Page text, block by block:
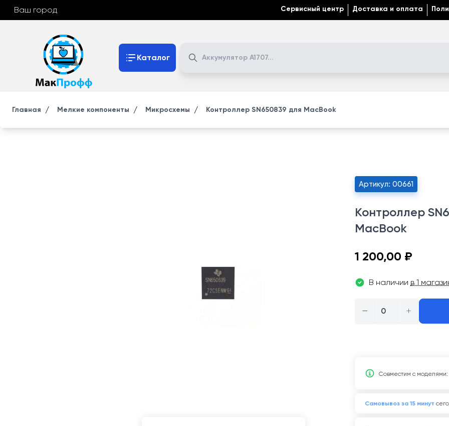
Ваш город Сервисный центр Доставка и оплата
Каталог
Главная / Мелкие компоненты / Микросхемы / Контроллер SN650839 для MacBook
Артикул: 00661
Контроллер
MacBook
1 200,00 ₽
В наличии в 1
− +
Совместим c моделями:
Самовывоз за 15 минут